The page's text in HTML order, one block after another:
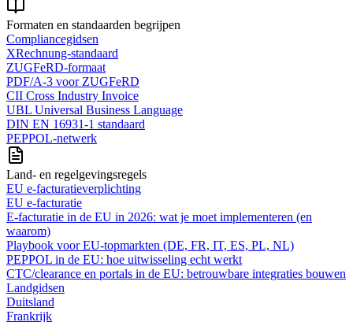
Formaten en standaarden begrijpen
Compliancegidsen
XRechnung-standaard
ZUGFeRD-formaat
PDF/A-3 voor ZUGFeRD
CII Cross Industry Invoice
UBL Universal Business Language
DIN EN 16931-1 standaard
PEPPOL-netwerk
Land- en regelgevingsregels
EU e-facturatieverplichting
EU e-facturatie
E‑facturatie in de EU in 2026: wat je moet implementeren (en
waarom)
Playbook voor EU-topmarkten (DE, FR, IT, ES, PL, NL)
PEPPOL in de EU: hoe uitwisseling echt werkt
CTC/clearance en portals in de EU: betrouwbare integraties bouwen
Landgidsen
Duitsland
Frankrijk